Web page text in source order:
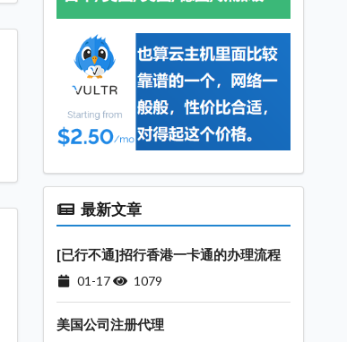
最新文章
[已行不通]招行香港一卡通的办理流程
01-17 1079
美国公司注册代理